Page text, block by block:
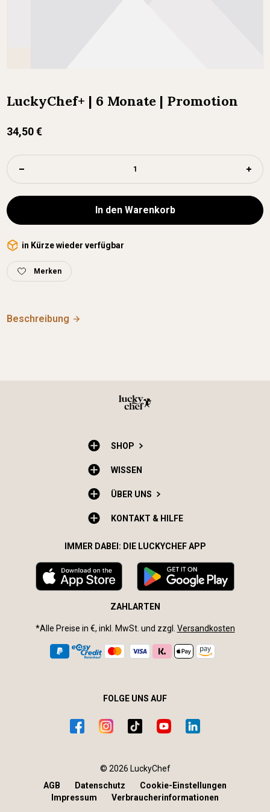
LuckyChef+ | 6 Monate | Promotion
34,50 €
In den Warenkorb
in Kürze wieder verfügbar
Merken
Beschreibung
SHOP
WISSEN
ÜBER UNS
KONTAKT & HILFE
IMMER DABEI: DIE LUCKYCHEF APP
ZAHLARTEN
*Alle Preise in €, inkl. MwSt. und zzgl. Versandkosten
FOLGE UNS AUF
© 2026 LuckyChef
AGB
Datenschutz
Cookie-Einstellungen
Impressum
Verbraucherinformationen